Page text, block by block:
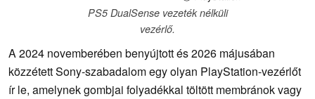
PS5 DualSense vezeték nélküli
vezérlő.
A 2024 novemberében benyújtott és 2026 májusában
közzétett Sony-szabadalom egy olyan PlayStation-vezérlőt
ír le, amelynek gombjai folyadékkal töltött membránok vagy